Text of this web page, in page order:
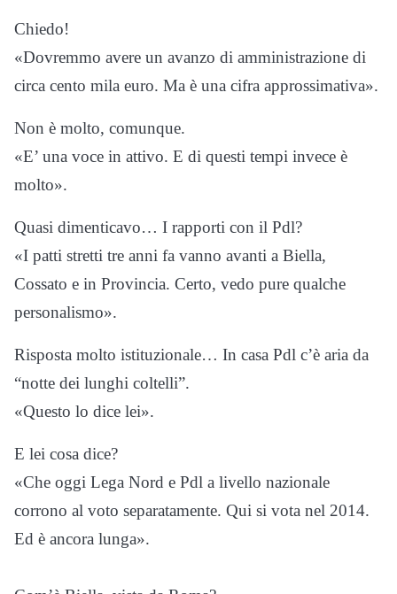
Chiedo!
«Dovremmo avere un avanzo di amministrazione di
circa cento mila euro. Ma è una cifra approssimativa».
Non è molto, comunque.
«E’ una voce in attivo. E di questi tempi invece è
molto».
Quasi dimenticavo… I rapporti con il Pdl?
«I patti stretti tre anni fa vanno avanti a Biella,
Cossato e in Provincia. Certo, vedo pure qualche
personalismo».
Risposta molto istituzionale… In casa Pdl c’è aria da
“notte dei lunghi coltelli”.
«Questo lo dice lei».
E lei cosa dice?
«Che oggi Lega Nord e Pdl a livello nazionale
corrono al voto separatamente. Qui si vota nel 2014.
Ed è ancora lunga».